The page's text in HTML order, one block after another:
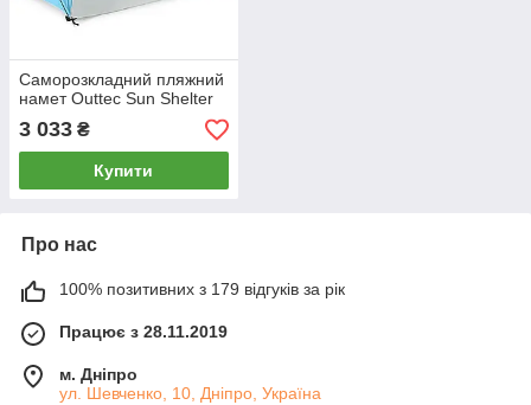
Саморозкладний пляжний
намет Outtec Sun Shelter
3 033 ₴
Купити
Про нас
100% позитивних з 179 відгуків за рік
Працює з 28.11.2019
м. Дніпро
ул. Шевченко, 10, Дніпро, Україна